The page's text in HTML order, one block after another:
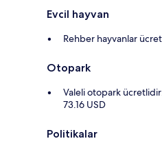
Evcil hayvan
Rehber hayvanlar
Otopark
Valeli otopark ücretlidir:
73.16 USD
Politikalar